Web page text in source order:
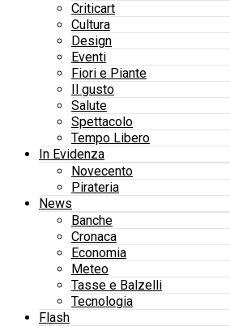
Criticart
Cultura
Design
Eventi
Fiori e Piante
Il gusto
Salute
Spettacolo
Tempo Libero
In Evidenza
Novecento
Pirateria
News
Banche
Cronaca
Economia
Meteo
Tasse e Balzelli
Tecnologia
Flash